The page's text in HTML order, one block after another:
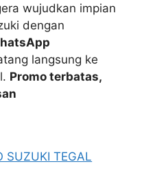
wujudkan impian
dengan
langsung ke
Promo terbatas,
SUZUKI TEGAL